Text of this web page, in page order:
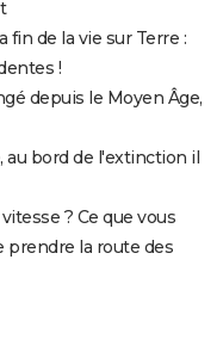
fin de la vie sur Terre :
!
depuis le Moyen Âge,
au bord de l'extinction il
? Ce que vous
prendre la route des